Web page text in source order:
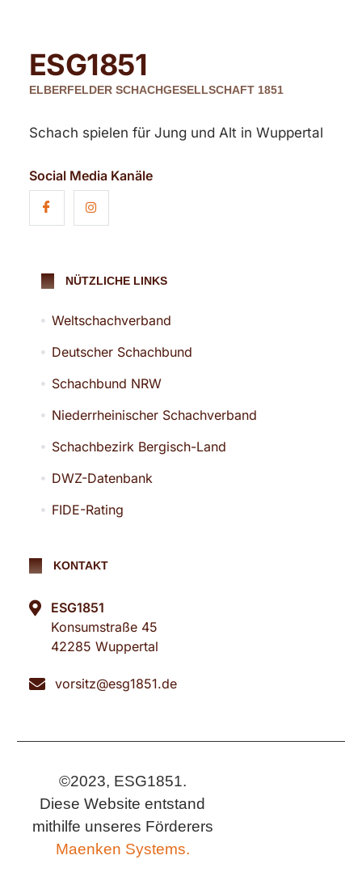
ESG1851
ELBERFELDER SCHACHGESELLSCHAFT 1851
Schach spielen für Jung und Alt in Wuppertal
Social Media Kanäle
NÜTZLICHE LINKS
Weltschachverband
Deutscher Schachbund
Schachbund NRW
Niederrheinischer Schachverband
Schachbezirk Bergisch-Land
DWZ-Datenbank
FIDE-Rating
KONTAKT
ESG1851
Konsumstraße 45
42285 Wuppertal
vorsitz@esg1851.de
©2023, ESG1851.
Diese Website entstand
mithilfe unseres Förderers
Maenken Systems.